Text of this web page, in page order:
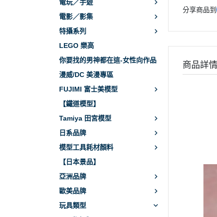
電玩／手遊
電影／影集
特攝系列
LEGO 樂高
你要找的男神都在這-女性向作品
漫威/DC 美漫專區
FUJIMI 富士美模型
【鐵道模型】
Tamiya 田宮模型
日系品牌
模型工具耗材顏料
【日本景品】
亞洲品牌
歐美品牌
玩具類型
分享商品到
商品詳情